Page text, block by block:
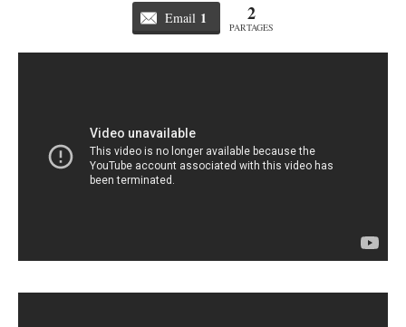
Email 1 2
PARTAGES